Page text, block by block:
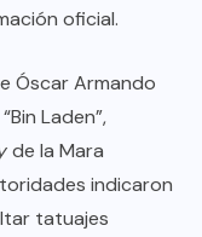
oficial.
Óscar Armando
Laden”,
de la Mara
indicaron
tatuajes